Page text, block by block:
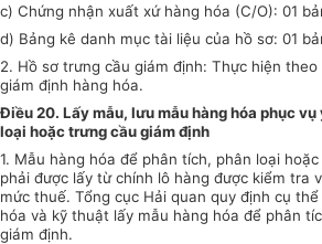
c) Chứng nhận xuất xứ hàng hóa (C/O): 01
d) Bảng kê danh mục tài liệu của hồ sơ: 01
2. Hồ sơ trưng cầu giám định: Thực hiện
giám định hàng hóa.
Điều 20. Lấy mẫu, lưu mẫu hàng hóa phục
loại hoặc trưng cầu giám định
1. Mẫu hàng hóa để phân tích, phân loại
phải được lấy từ chính lô hàng được kiểm tra
mức thuế. Tổng cục Hải quan quy định cụ
hóa và kỹ thuật lấy mẫu hàng hóa để phân
giám định.